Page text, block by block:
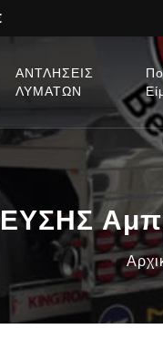
ΑΝΤΛΗΣΕΙΣ
ΛΥΜΑΤΩΝ